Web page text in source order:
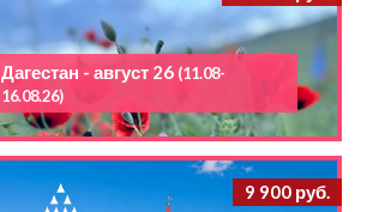
Дагестан - август 26 (11.08-
16.08.26)
9 900 руб.